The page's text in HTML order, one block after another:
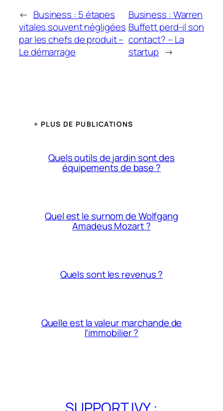
← Business : 5 étapes
vitales souvent négligées
par les chefs de produit –
Le démarrage
Business : Warren
Buffett perd-il son
contact? – La
startup →
+ PLUS DE PUBLICATIONS
Quels outils de jardin sont des
équipements de base ?
Quel est le surnom de Wolfgang
Amadeus Mozart ?
Quels sont les revenus ?
Quelle est la valeur marchande de
l’immobilier ?